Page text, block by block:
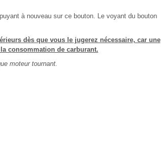
à nouveau sur ce bouton. Le voyant du bouton
dès que vous le jugerez nécessaire, car une
consommation de carburant.
moteur tournant.